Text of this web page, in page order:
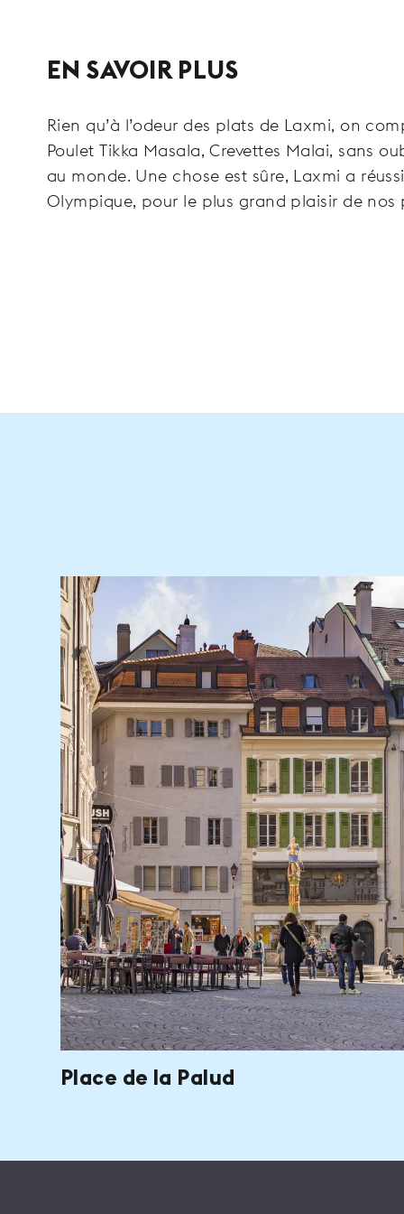
EN SAVOIR PLUS
Rien qu’à l’odeur des plats de Laxmi, on
Poulet Tikka Masala, Crevettes Malai, sans
au monde. Une chose est sûre, Laxmi a
Olympique, pour le plus grand plaisir de nos
Place de la Palud